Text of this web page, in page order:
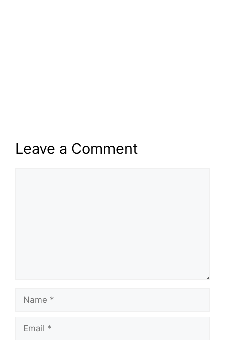
Leave a Comment
Name
Email